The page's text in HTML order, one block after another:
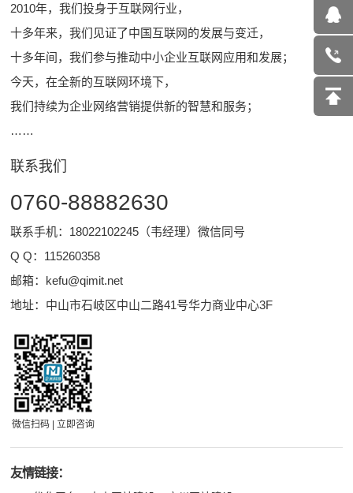
2010年，我们投身于互联网行业，
十多年来，我们见证了中国互联网的发展与变迁，
十多年间，我们参与推动中小企业互联网应用和发展；
今天，在全新的互联网环境下，
我们持续为企业网络营销提供新的智慧和服务；
……
联系我们
0760-88882630
联系手机：18022102245（韦经理）微信同号
Q Q： 115260358
邮箱： kefu@qimit.net
地址：中山市石岐区中山二路41号华力商业中心3F
微信扫码 | 立即咨询
友情链接：